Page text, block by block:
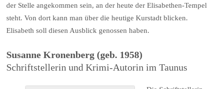
der Stelle angekommen sein, an der heute der Elisabethen-Tempel
steht. Von dort kann man über die heutige Kurstadt blicken.
Elisabeth soll diesen Ausblick genossen haben.
Susanne Kronenberg (geb. 1958)
Schriftstellerin und Krimi-Autorin im Taunus